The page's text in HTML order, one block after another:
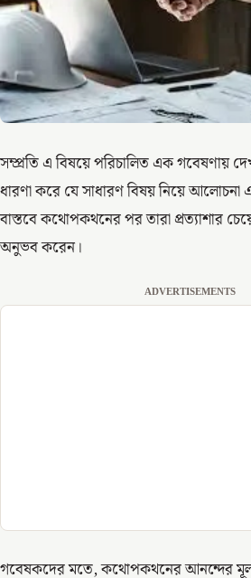
সম্প্রতি এ বিষয়ে পরিচালিত এক গবেষণায়
ধারণা করে যে সাধারণ বিষয় নিয়ে আলোচনা
বাস্তবে কথোপকথনের পর তারা প্রত্যাশার
অনুভব করেন।
ADVERTISEMENTS
গবেষকদের মতে, কথোপকথনের আনন্দের